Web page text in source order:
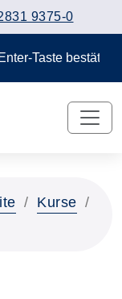
9375-0
Taste
Kurse